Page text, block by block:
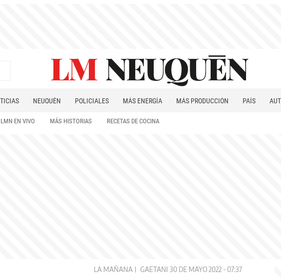
NEUQUÉN POLICIALES MÁS ENERGÍA MÁS PRODUCCIÓN PAÍS
LMN EN VIVO MÁS HISTORIAS RECETAS DE COCINA
LA MAÑANA GAETANI 30 DE MAYO 2022 - 07:37